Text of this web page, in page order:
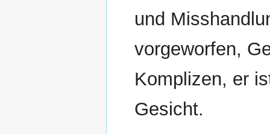
und
vorgeworfen,
Komplizen, er
Gesicht.